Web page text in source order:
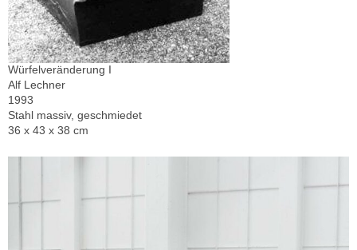
Würfelveränderung I
Alf Lechner
1993
Stahl massiv, geschmiedet
36 x 43 x 38 cm